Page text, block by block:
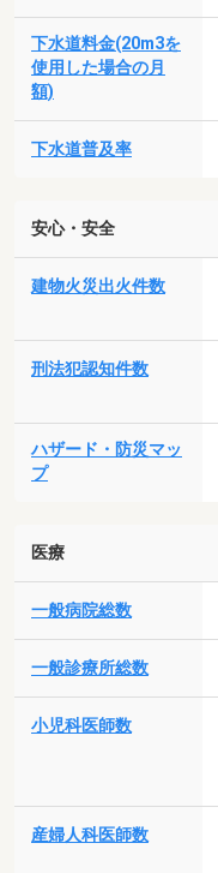
下水道料金(20m3を
使用した場合の月
額)
下水道普及率
安心・安全
建物火災出火件数
刑法犯認知件数
ハザード・防災マッ
プ
医療
一般病院総数
一般診療所総数
小児科医師数
産婦人科医師数